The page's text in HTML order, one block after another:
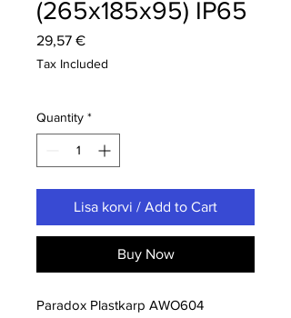
(265x185x95) IP65
29,57 €Price
Tax Included
Quantity *
Lisa korvi / Add to Cart
Buy Now
Paradox Plastkarp AWO604